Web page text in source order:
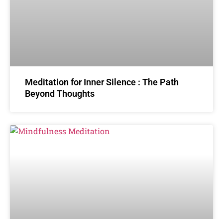
Meditation for Inner Silence : The Path
Beyond Thoughts